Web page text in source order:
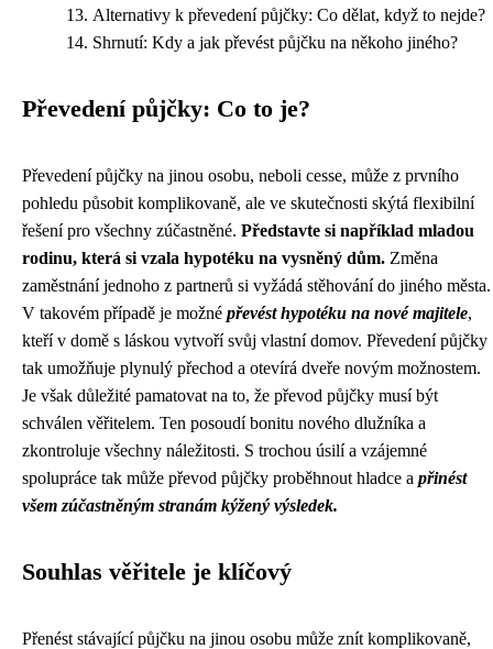
Alternativy k převedení půjčky: Co dělat, když to nejde?
Shrnutí: Kdy a jak převést půjčku na někoho jiného?
Převedení půjčky: Co to je?
Převedení půjčky na jinou osobu, neboli cesse, může z prvního
pohledu působit komplikovaně, ale ve skutečnosti skýtá flexibilní
řešení pro všechny zúčastněné. Představte si například mladou
rodinu, která si vzala hypotéku na vysněný dům. Změna
zaměstnání jednoho z partnerů si vyžádá stěhování do jiného města.
V takovém případě je možné převést hypotéku na nové majitele,
kteří v domě s láskou vytvoří svůj vlastní domov. Převedení půjčky
tak umožňuje plynulý přechod a otevírá dveře novým možnostem.
Je však důležité pamatovat na to, že převod půjčky musí být
schválen věřitelem. Ten posoudí bonitu nového dlužníka a
zkontroluje všechny náležitosti. S trochou úsilí a vzájemné
spolupráce tak může převod půjčky proběhnout hladce a přinést
všem zúčastněným stranám kýžený výsledek.
Souhlas věřitele je klíčový
Přenést stávající půjčku na jinou osobu může znít komplikovaně,